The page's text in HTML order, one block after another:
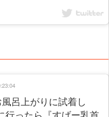
呂上がりに試着し
行ったら『すげー乳首